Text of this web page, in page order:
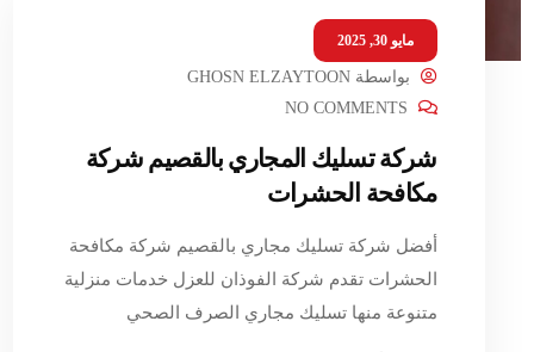
مايو 30, 2025
بواسطةGHOSN ELZAYTOON
NO COMMENTS
شركة تسليك المجاري بالقصيم شركة
مكافحة الحشرات
أفضل شركة تسليك مجاري بالقصيم شركة مكافحة
الحشرات تقدم شركة الفوذان للعزل خدمات منزلية
متنوعة منها تسليك مجاري الصرف الصحي